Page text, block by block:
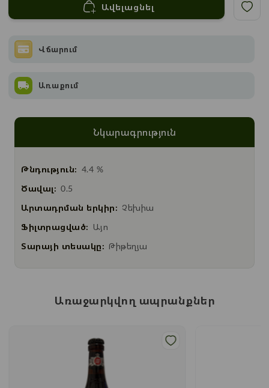
Ավելացնել
Վճարում
Առաքում
Նկարագրություն
Թնդություն: 4.4 %
Ծավալ: 0.5
Արտադրման երկիր: Չեխիա
Ֆիլտրացված: Այո
Տարայի տեսակը: Թիթեղյա
Առաջարկվող ապրանքներ